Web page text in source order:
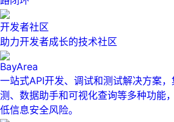
开发者社区
助力开发者成长的技术社区
BayArea
一站式API开发、调试和测试解决方案
测、数据助手和可视化查询等多种功能
低信息安全风险。